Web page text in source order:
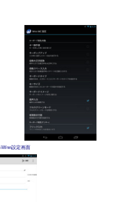
iWnn設定画面